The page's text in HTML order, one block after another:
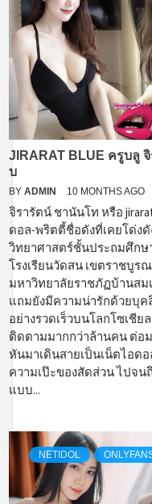
JIRARAT BLUE ครูบลู
บ
BY ADMIN 10 MONTHS AGO
จิรารัตน์ ชานันโท หรือ
ดอล-พริตตี้ชื่อดังที่เคยโด่ง
วิทยาศาสตร์ชั้นประถมศึกษ
โรงเรียนวัดสน เขตราชบูร
มหาวิทยาลัยราชภัฏบ้านสม
แถมยังมีความน่ารักด้วยบุค
อย่างรวดเร็วบนโลกโซเชี
ติดตามมากกว่าล้านคน ต่อ
หันมาเดินสายเป็นเน็ตไอด
ความเป๊ะของสัดส่วน ไปจน
แบบ...
NETIDOL